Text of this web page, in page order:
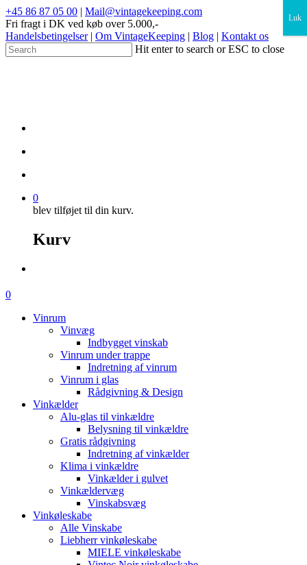
+45 86 87 05 00 | Mail@vintagekeeping.com
Fri fragt i DK ved køb over 5.000,-
Handelsbetingelser| Om VintageKeeping | Blog | Kontakt os
Hit enter to search or ESC to close
0
blev tilføjet til din kurv.
Kurv
0
Vinrum
Vinvæg
Indbygget vinskab
Vinrum under trappe
Indretning af vinrum
Vinrum i glas
Rådgivning & Design
Vinkælder
Alu-glas til vinkældre
Belysning til vinkældre
Gratis rådgivning
Indretning af vinkælder
Klima i vinkældre
Vinkælder i gulvet
Vinkældervæg
Vinskabsvæg
Vinkøleskabe
Alle Vinskabe
Liebherr vinkøleskabe
MIELE vinkøleskabe
×
Luk